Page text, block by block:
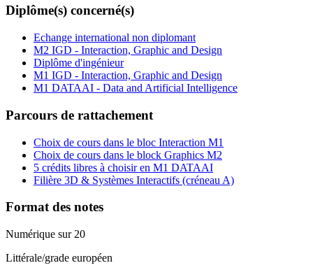
Diplôme(s) concerné(s)
Echange international non diplomant
M2 IGD - Interaction, Graphic and Design
Diplôme d'ingénieur
M1 IGD - Interaction, Graphic and Design
M1 DATAAI - Data and Artificial Intelligence
Parcours de rattachement
Choix de cours dans le bloc Interaction M1
Choix de cours dans le block Graphics M2
5 crédits libres à choisir en M1 DATAAI
Filière 3D & Systèmes Interactifs (créneau A)
Format des notes
Numérique sur 20
Littérale/grade européen